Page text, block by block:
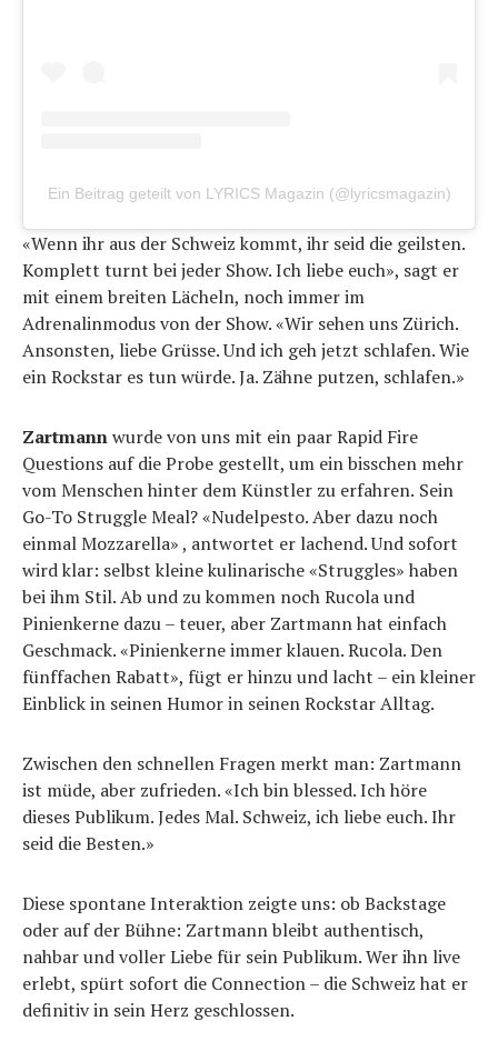
Ein Beitrag geteilt von LYRICS Magazin (@lyricsmagazin)
«Wenn ihr aus der Schweiz kommt, ihr seid die geilsten.
Komplett turnt bei jeder Show. Ich liebe euch», sagt er
mit einem breiten Lächeln, noch immer im
Adrenalinmodus von der Show. «Wir sehen uns Zürich.
Ansonsten, liebe Grüsse. Und ich geh jetzt schlafen. Wie
ein Rockstar es tun würde. Ja. Zähne putzen, schlafen.»
Zartmannwurde von uns mit ein paar Rapid Fire
Questions auf die Probe gestellt, um ein bisschen mehr
vom Menschen hinter dem Künstler zu erfahren. Sein
Go-To Struggle Meal? «Nudelpesto. Aber dazu noch
einmal Mozzarella» , antwortet er lachend. Und sofort
wird klar: selbst kleine kulinarische «Struggles» haben
bei ihm Stil. Ab und zu kommen noch Rucola und
Pinienkerne dazu – teuer, aber Zartmann hat einfach
Geschmack. «Pinienkerne immer klauen. Rucola. Den
fünffachen Rabatt», fügt er hinzu und lacht – ein kleiner
Einblick in seinen Humor in seinen Rockstar Alltag.
Zwischen den schnellen Fragen merkt man: Zartmann
ist müde, aber zufrieden. «Ich bin blessed. Ich höre
dieses Publikum. Jedes Mal. Schweiz, ich liebe euch. Ihr
seid die Besten.»
Diese spontane Interaktion zeigte uns: ob Backstage
oder auf der Bühne: Zartmann bleibt authentisch,
nahbar und voller Liebe für sein Publikum. Wer ihn live
erlebt, spürt sofort die Connection – die Schweiz hat er
definitiv in sein Herz geschlossen.